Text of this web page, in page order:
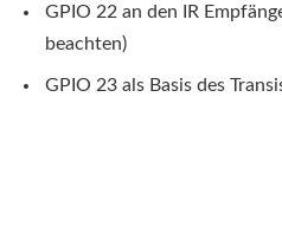
GPIO 22 an den IR
beachten)
GPIO 23 als Basis des